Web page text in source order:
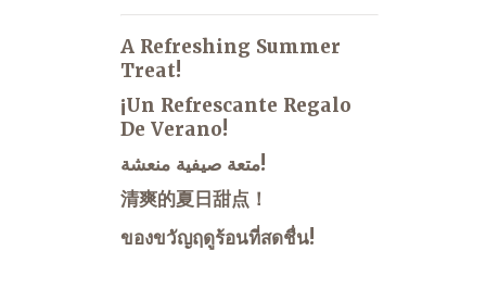
A Refreshing Summer
Treat!
¡Un Refrescante Regalo
De Verano!
متعة صيفية منعشة!
清爽的夏日甜点！
ของขวัญฤดูร้อนที่สดชื่น!